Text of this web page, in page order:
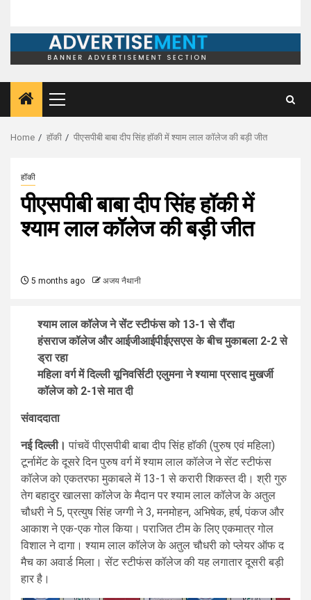
Primary
Menu
Home हॉकी पीएसपीबी बाबा दीप सिंह हॉकी में श्याम लाल कॉलेज की बड़ी जीत
हॉकी
पीएसपीबी बाबा दीप सिंह हॉकी में
श्याम लाल कॉलेज की बड़ी जीत
5 months ago अजय नैथानी
श्याम लाल कॉलेज ने सेंट स्टीफंस को 13-1 से रौंदा
हंसराज कॉलेज और आईजीआईपीईएसएस के बीच मुकाबला 2-2 से
ड्रा रहा
महिला वर्ग में दिल्ली यूनिवर्सिटी एलुमना ने श्यामा प्रसाद मुखर्जी
कॉलेज को 2-1से मात दी
संवाददाता
नई दिल्ली। पांचवें पीएसपीबी बाबा दीप सिंह हॉकी (पुरुष एवं महिला)
टूर्नामेंट के दूसरे दिन पुरुष वर्ग में श्याम लाल कॉलेज ने सेंट स्टीफंस
कॉलेज को एकतरफा मुकाबले में 13-1 से करारी शिकस्त दी। श्री गुरु
तेग बहादुर खालसा कॉलेज के मैदान पर श्याम लाल कॉलेज के अतुल
चौधरी ने 5, प्रत्युष सिंह जग्गी ने 3, मनमोहन, अभिषेक, हर्ष, पंकज और
आकाश ने एक-एक गोल किया। पराजित टीम के लिए एकमात्र गोल
विशाल ने दागा। श्याम लाल कॉलेज के अतुल चौधरी को प्लेयर ऑफ द
मैच का अवार्ड मिला। सेंट स्टीफंस कॉलेज की यह लगातार दूसरी बड़ी
हार है।